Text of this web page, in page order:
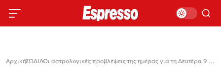
Αρχική›
ΖΩΔΙΑ› Οι αστρολογικές προβλέψεις της ημέρας για τη Δευτέρα 9 Οκτωβρίου